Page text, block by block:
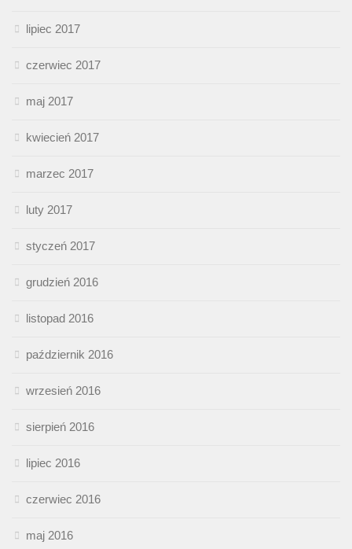
lipiec 2017
czerwiec 2017
maj 2017
kwiecień 2017
marzec 2017
luty 2017
styczeń 2017
grudzień 2016
listopad 2016
październik 2016
wrzesień 2016
sierpień 2016
lipiec 2016
czerwiec 2016
maj 2016